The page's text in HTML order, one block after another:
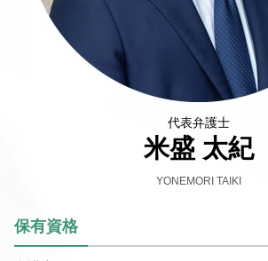
代表弁護士
米盛 太紀
YONEMORI TAIKI
保有資格